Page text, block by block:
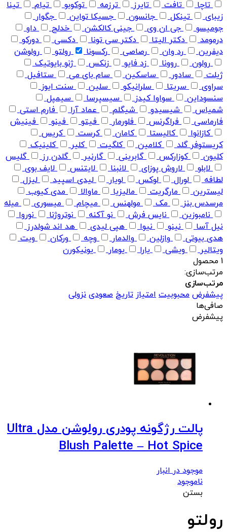
تاچا
تافت تایرز ترزمه توکوبو تیام
تینا
زیبای
تینکل جانسون جسیکا تواین
جگوار
جومیسو
جی ان وی جینی کالکشن خدلج
داو
درمومد
دکتر الیتا دکتر سی تونا دکسی
دورکو
دیفرین
رد وان رصاصی رکسونا رولتو
رولوشن
رولون
روونا زد فایو زنکس
ژنو بایوتیک
ژیلت
سادور ساسکین سام بای می
ستافیل
سراوی
سریتا سلرانیکو سلین
سنت ایوز
سنسوداین
سواوا کیدز سیسپرسا
سیمپل
شمیاس
شیسیدو شیگلم عماد آرا
فارم استی
فارماسی
فراگرنس فلورمار فیتو فینو
فینیش
کازانوا
کالیستا کامان کرست
کریس
کریستوفر گلد
کلامین کلگیت کلیر
کلینیک
کلیون
کوزارکس گابرینی گارنیر گلدن رز
گلیس
لابلو
لاروش پوزای لانبنا لایتنس
لایف بوی
لطافه
لورال لوکس لویار لیدی اسپید
لیزل
لیسترین
مارگریت مالیزیا ماوالا
مدی کیوب
مرسدس بنز
مک مولهنس میچام میسوری
میله
نامبوزین
نایس فرش نو آکنه نوتروژنا
نوروا
نیل آسا
نینو نیوا هپی لیدی
هد اند شولدرز
هدی بیوتی
وازلین والدمار وچه ورکان
ویت
ویتالیر
ویشی یارا یومار
یونیکورن
1 محصول
مرتب‌سازی:
مرتب‌سازی
پیشفرض محبوبیت امتیاز تاریخ صعودی نزولی
صافی‌ها
پیشفرض
پالت رژگونه پودری رولوشن مدل Ultra
Blush Palette – Hot Spice
موجود در انبار
ناموجود
بستن
رولتو